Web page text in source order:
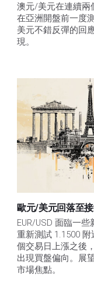
澳元/美元在連續兩
在亞洲開盤前一度
美元不錯反彈的回
現。
歐元/美元回落至
EUR/USD 面臨一
重新測試 1.1500
個交易日上漲之後
出現買盤偏向。展
市場焦點。